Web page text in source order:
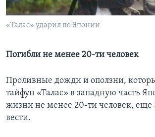
Learning English
Языки
«Талас» ударил по Японии
Погибли не менее 20-ти человек
Проливные дожди и оползни,
тайфун «Талас» в западную часть
жизни не менее 20-ти человек, еще
вести.